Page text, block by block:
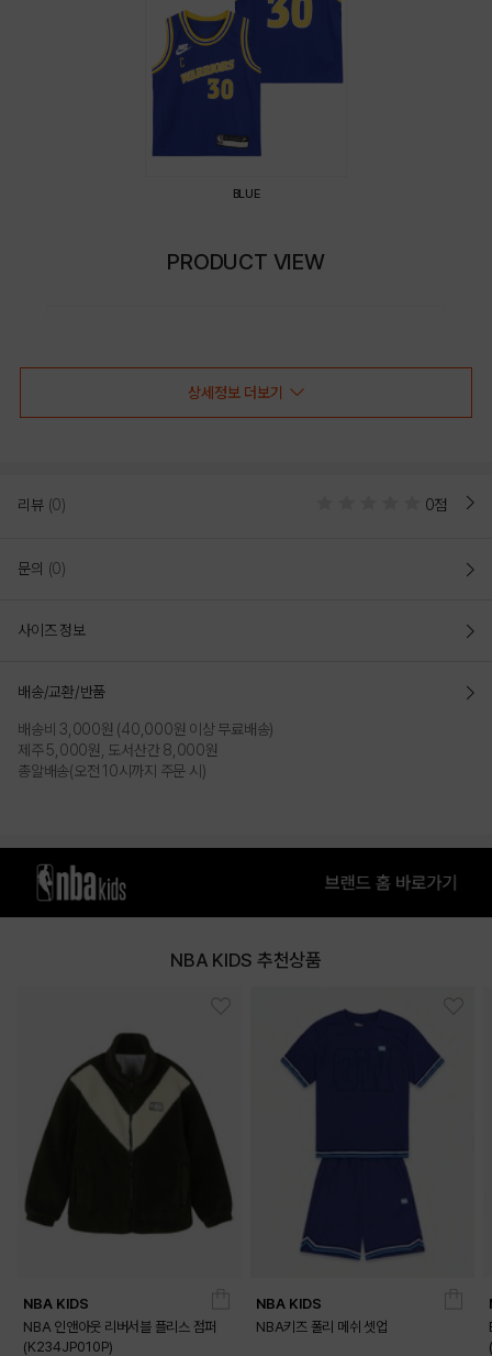
BLUE
PRODUCT VIEW
상세정보 더보기
리뷰 (0) 0점
문의 (0)
사이즈 정보
배송/교환/반품
배송비 3,000원 (40,000원 이상 무료배송)
제주 5,000원, 도서산간 8,000원
총알배송(오전 10시까지 주문 시)
NBA KIDS 추천상품
NBA KIDS
NBA 인앤아웃 리버서블 플리스 점퍼
(K234JP010P)
NBA KIDS
NBA키즈 폴리 메쉬 셋업